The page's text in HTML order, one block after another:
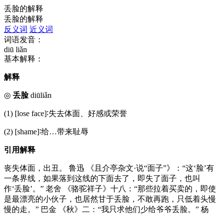
丢脸的解释
丢脸的解释
反义词 近义词
词语发音：
diū liǎn
基本解释：
解释
◎ 丢脸diūliǎn
(1) [lose face]∶失去体面、好感或荣誉
(2) [shame]∶给…带来耻辱
引用解释
丧失体面，出丑。 鲁迅 《且介亭杂文·说“面子”》：“这‘脸’有
一条界线，如果落到这线的下面去了，即失了面子，也叫
作‘丢脸’。” 老舍 《骆驼祥子》十八：“那些拉着买卖的，即使
是最漂亮的小伙子，也居然甘于丢脸，不敢再跑，只低着头慢
慢的走。” 巴金 《秋》二：“我只求他们少给爷爷丢脸。” 杨